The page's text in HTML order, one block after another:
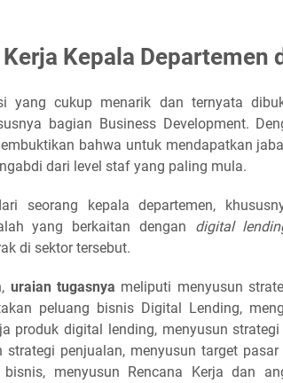
Kepala Departemen
yang cukup menarik dan ternyata
bagian Business Development.
bahwa untuk mendapatkan
dari level staf yang paling mula.
seorang kepala departemen,
yang berkaitan dengan digital
di sektor tersebut.
uraian tugasnya meliputi menyusun
peluang bisnis Digital Lending,
produk digital lending, menyusun
strategi penjualan, menyusun target
menyusun Rencana Kerja dan